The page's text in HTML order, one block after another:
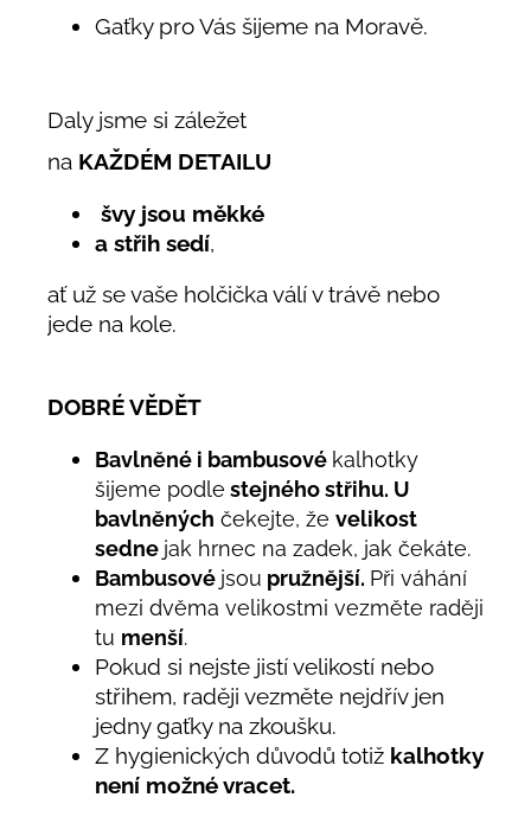
Gaťky pro Vás šijeme na Moravě.
Daly jsme si záležet
na KAŽDÉM DETAILU
švy jsou měkké
a střih sedí,
ať už se vaše holčička válí v trávě nebo
jede na kole.
DOBRÉ VĚDĚT
Bavlněné i bambusové kalhotky
šijeme podle stejného střihu. U
bavlněných čekejte, že velikost
sedne jak hrnec na zadek, jak čekáte.
Bambusové jsou pružnější. Při váhání
mezi dvěma velikostmi vezměte raději
tu menší.
Pokud si nejste jistí velikostí nebo
střihem, raději vezměte nejdřív jen
jedny gaťky na zkoušku.
Z hygienických důvodů totiž kalhotky
není možné vracet.